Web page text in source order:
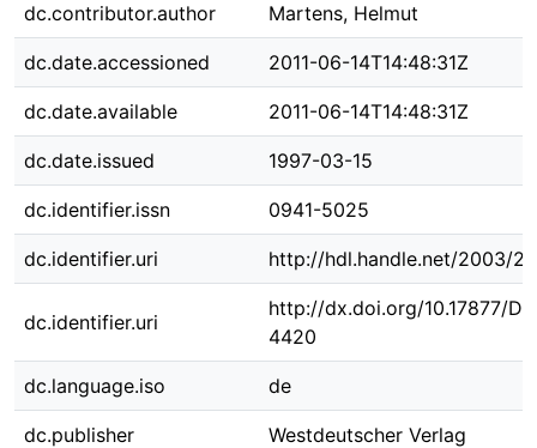
dc.contributor.author Martens, Helmut
dc.date.accessioned 2011-06-14T14:48:31Z
dc.date.available 2011-06-14T14:48:31Z
dc.date.issued 1997-03-15
dc.identifier.issn 0941-5025
dc.identifier.uri http://hdl.handle.net/2003/
dc.identifier.uri
http://dx.doi.org/10.17877/
4420
dc.language.iso de
dc.publisher Westdeutscher Verlag